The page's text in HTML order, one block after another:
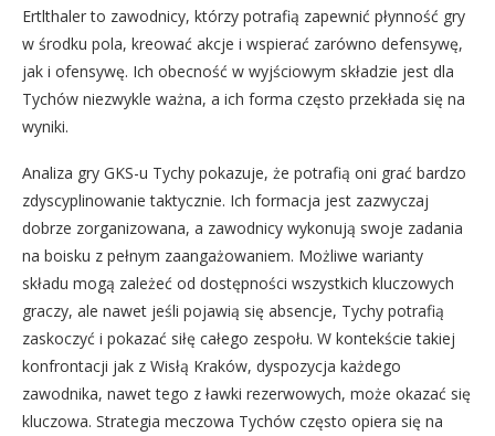
Ertlthaler to zawodnicy, którzy potrafią zapewnić płynność gry
w środku pola, kreować akcje i wspierać zarówno defensywę,
jak i ofensywę. Ich obecność w wyjściowym składzie jest dla
Tychów niezwykle ważna, a ich forma często przekłada się na
wyniki.
Analiza gry GKS-u Tychy pokazuje, że potrafią oni grać bardzo
zdyscyplinowanie taktycznie. Ich formacja jest zazwyczaj
dobrze zorganizowana, a zawodnicy wykonują swoje zadania
na boisku z pełnym zaangażowaniem. Możliwe warianty
składu mogą zależeć od dostępności wszystkich kluczowych
graczy, ale nawet jeśli pojawią się absencje, Tychy potrafią
zaskoczyć i pokazać siłę całego zespołu. W kontekście takiej
konfrontacji jak z Wisłą Kraków, dyspozycja każdego
zawodnika, nawet tego z ławki rezerwowych, może okazać się
kluczowa. Strategia meczowa Tychów często opiera się na